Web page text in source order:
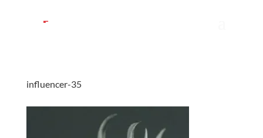
influencer-35